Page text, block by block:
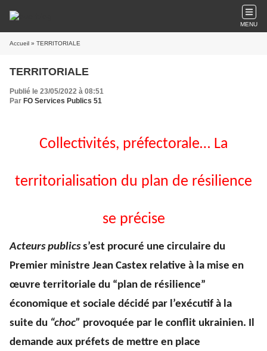
MENU
Accueil » TERRITORIALE
TERRITORIALE
Publié le 23/05/2022 à 08:51
Par FO Services Publics 51
Collectivités, préfectorale… La
territorialisation du plan de résilience
se précise
Acteurs publicss’est procuré une circulaire du
Premier ministre Jean Castex relative à la mise en
œuvre territoriale du “plan de résilience”
économique et sociale décidé par l’exécutif à la
suite du “choc” provoquée par le conflit ukrainien. Il
demande aux préfets de mettre en place